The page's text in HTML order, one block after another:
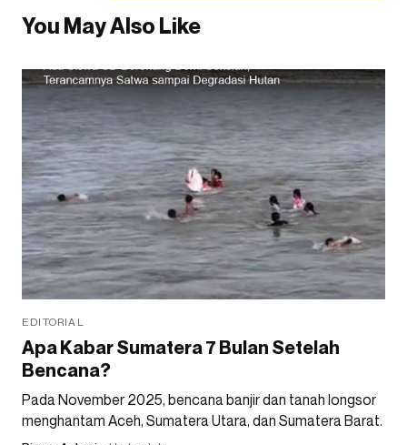
You May Also Like
EDITORIAL
Apa Kabar Sumatera 7 Bulan Setelah
Bencana?
Pada November 2025, bencana banjir dan tanah longsor
menghantam Aceh, Sumatera Utara, dan Sumatera Barat.